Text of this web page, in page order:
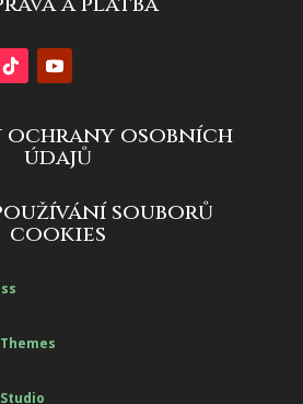
ochrany osobních
údajů
souborů
cookies